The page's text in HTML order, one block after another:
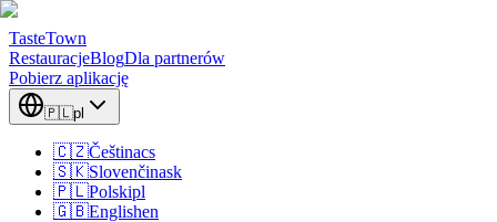
TasteTown
RestauracjeBlogDla partnerów
Pobierz aplikację
🇵🇱pl
🇨🇿Češtinacs
🇸🇰Slovenčinask
🇵🇱Polskipl
🇬🇧Englishen